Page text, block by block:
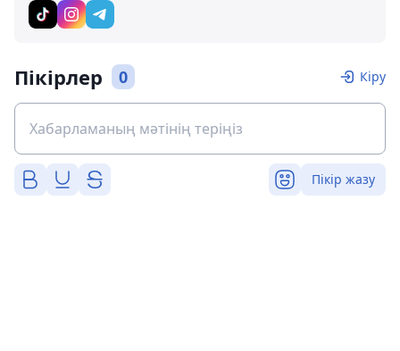
Пікірлер 0 Кіру
Пікір жазу